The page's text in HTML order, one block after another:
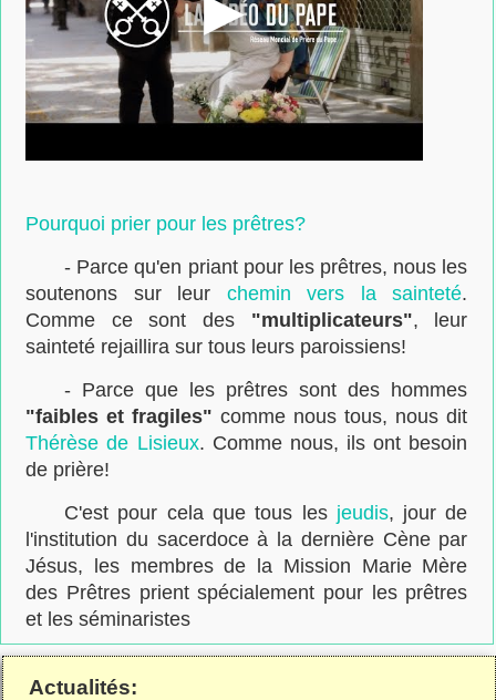
Pourquoi prier pour les prêtres?
- Parce qu'en priant pour les prêtres, nous les
soutenons sur leur chemin vers la sainteté.
Comme ce sont des "multiplicateurs", leur
sainteté rejaillira sur tous leurs paroissiens!
- Parce que les prêtres sont des hommes
"faibles et fragiles" comme nous tous, nous dit
Thérèse de Lisieux. Comme nous, ils ont besoin
de prière!
C'est pour cela que tous les jeudis, jour de
l'institution du sacerdoce à la dernière Cène par
Jésus, les membres de la Mission Marie Mère
des Prêtres prient spécialement pour les prêtres
et les séminaristes
Actualités: